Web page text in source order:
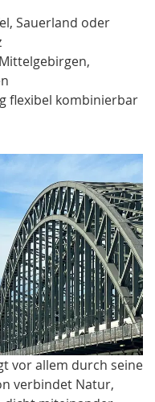
Sauerland oder
flexibel kombinierbar
vor allem durch seine
verbindet Natur,